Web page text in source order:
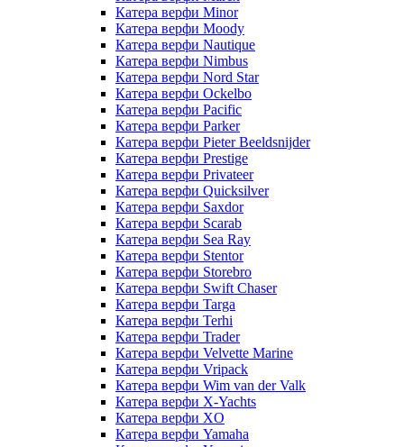
Катера верфи Minor
Катера верфи Moody
Катера верфи Nautique
Катера верфи Nimbus
Катера верфи Nord Star
Катера верфи Ockelbo
Катера верфи Pacific
Катера верфи Parker
Катера верфи Pieter Beeldsnijder
Катера верфи Prestige
Катера верфи Privateer
Катера верфи Quicksilver
Катера верфи Saxdor
Катера верфи Scarab
Катера верфи Sea Ray
Катера верфи Stentor
Катера верфи Storebro
Катера верфи Swift Chaser
Катера верфи Targa
Катера верфи Terhi
Катера верфи Trader
Катера верфи Velvette Marine
Катера верфи Vripack
Катера верфи Wim van der Valk
Катера верфи X-Yachts
Катера верфи XO
Катера верфи Yamaha